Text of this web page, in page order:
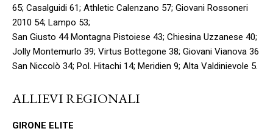
65; Casalguidi 61; Athletic Calenzano 57; Giovani Rossoneri
2010 54; Lampo 53;
San Giusto 44 Montagna Pistoiese 43; Chiesina Uzzanese 40;
Jolly Montemurlo 39; Virtus Bottegone 38; Giovani Vianova 36
San Niccolò 34; Pol. Hitachi 14; Meridien 9; Alta Valdinievole 5.
ALLIEVI REGIONALI
GIRONE ELITE